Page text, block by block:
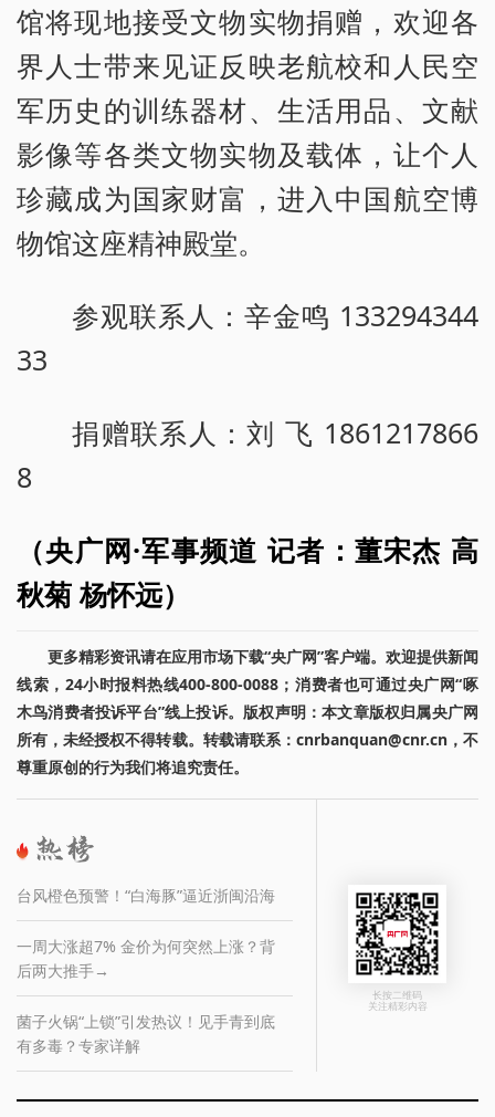
馆将现地接受文物实物捐赠，欢迎各
界人士带来见证反映老航校和人民空
军历史的训练器材、生活用品、文献
影像等各类文物实物及载体，让个人
珍藏成为国家财富，进入中国航空博
物馆这座精神殿堂。
参观联系人：辛金鸣 133294344
33
捐赠联系人：刘 飞 1861217866
8
（央广网·军事频道 记者：董宋杰 高
秋菊 杨怀远）
更多精彩资讯请在应用市场下载“央广网”客户端。欢迎提供新闻
线索，24小时报料热线400-800-0088；消费者也可通过央广网“啄
木鸟消费者投诉平台”线上投诉。版权声明：本文章版权归属央广网
所有，未经授权不得转载。转载请联系：cnrbanquan@cnr.cn，不
尊重原创的行为我们将追究责任。
台风橙色预警！“白海豚”逼近浙闽沿海
一周大涨超7% 金价为何突然上涨？背
后两大推手→
菌子火锅“上锁”引发热议！见手青到底
有多毒？专家详解
长按二维码
关注精彩内容